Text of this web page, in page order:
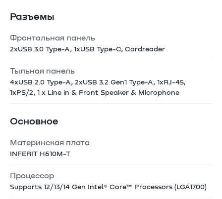
Разъемы
Фронтальная панель
2xUSB 3.0 Type-A, 1xUSB Type-C, Cardreader
Тыльная панель
4xUSB 2.0 Type-A, 2xUSB 3.2 Gen1 Type-A, 1xRJ-45,
1xPS/2, 1 x Line in & Front Speaker & Microphone
Основное
Материнская плата
INFERIT H610M-T
Процессор
Supports 12/13/14 Gen Intel® Core™ Processors (LGA1700)